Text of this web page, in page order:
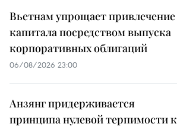
Вьетнам упрощает привлечение
капитала посредством выпуска
корпоративных облигаций
06/08/2026 23:00
Анзянг придерживается
принципа нулевой терпимости к